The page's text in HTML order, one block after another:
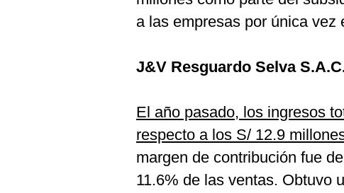
a las empresas por única vez
J&V Resguardo Selva
El año pasado, los ingresos
respecto a los S/ 12.9
margen de contribución fue
11.6% de las ventas. Obtuvo